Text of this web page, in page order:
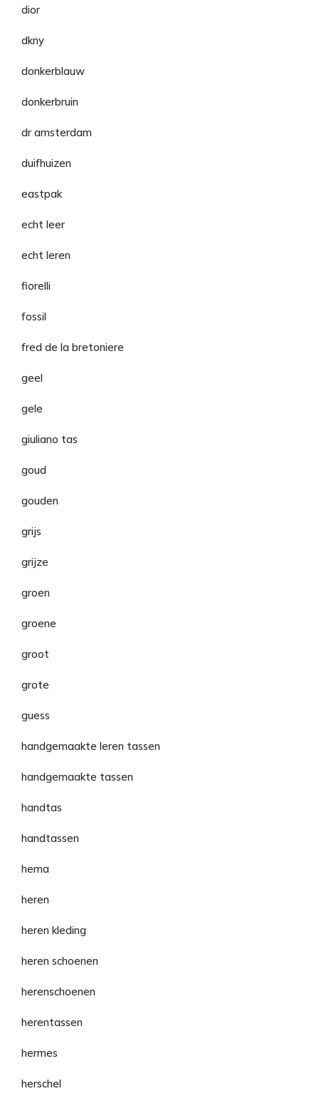
dior
dkny
donkerblauw
donkerbruin
dr amsterdam
duifhuizen
eastpak
echt leer
echt leren
fiorelli
fossil
fred de la bretoniere
geel
gele
giuliano tas
goud
gouden
grijs
grijze
groen
groene
groot
grote
guess
handgemaakte leren tassen
handgemaakte tassen
handtas
handtassen
hema
heren
heren kleding
heren schoenen
herenschoenen
herentassen
hermes
herschel